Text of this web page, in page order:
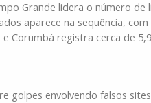
Grande lidera o número
aparece na sequência,
Corumbá registra cerca de
envolvendo falsos